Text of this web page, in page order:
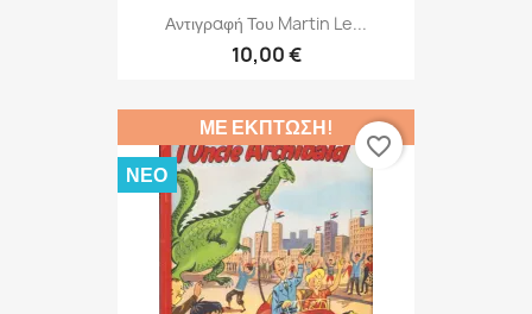
Αντιγραφή Του Martin Le...
10,00 €
ΜΕ ΈΚΠΤΩΣΗ!
ΝΈΟ
favorite_border